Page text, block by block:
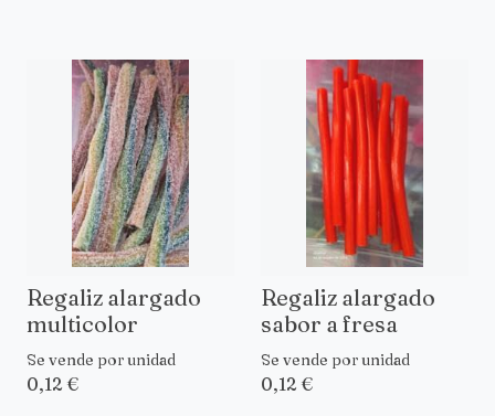
Regaliz alargado
multicolor
Se vende por unidad
0,12 €
Regaliz alargado
sabor a fresa
Se vende por unidad
0,12 €